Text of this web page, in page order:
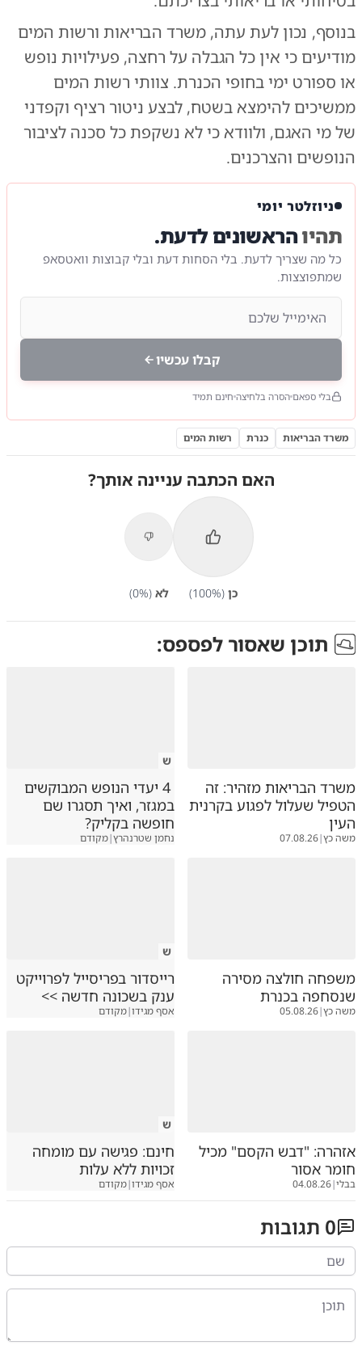
בנוסף, נכון לעת עתה, משרד הבריאות ורשות המים
מודיעים כי אין כל הגבלה על רחצה, פעילויות נופש
או ספורט ימי בחופי הכנרת. צוותי רשות המים
ממשיכים להימצא בשטח, לבצע ניטור רציף וקפדני
של מי האגם, ולוודא כי לא נשקפת כל סכנה לציבור
הנופשים והצרכנים.
ניוזלטר יומי
תהיוהראשונים לדעת.
כל מה שצריך לדעת. בלי הסחות דעת ובלי קבוצות וואטסאפ
שמתפוצצות.
קבלו עכשיו
בלי ספאם הסרה בלחיצה חינם תמיד
משרד הבריאות כנרת רשות המים
האם הכתבה עניינה אותך?
כן (
100%) לא (
0%)
תוכן שאסור לפספס:
משרד הבריאות מזהיר: זה
הטפיל שעלול לפגוע בקרנית
העין
משה כץ|
07.08.26
ש
4 יעדי הנופש המבוקשים
במגזר, ואיך תסגרו שם
חופשה בקליק?
נחמן שטרנהרץ|מקודם
משפחה חולצה מסירה
שנסחפה בכנרת
משה כץ|
05.08.26
ש
רייסדור בפריסייל לפרוייקט
ענק בשכונה חדשה >>
אסף מגידו|מקודם
אזהרה: "דבש הקסם" מכיל
חומר אסור
בבלי|
04.08.26
ש
חינם: פגישה עם מומחה
זכויות ללא עלות
אסף מגידו|מקודם
0 תגובות